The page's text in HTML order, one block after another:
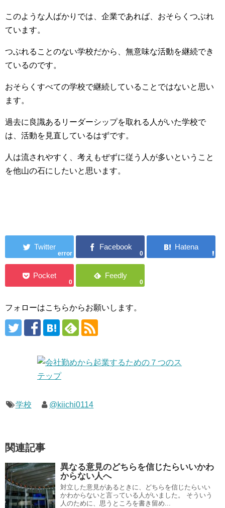
このような人ばかりでは、企業であれば、おそらくつぶれ
ています。
つぶれることのない学校だから、無意味な活動を継続でき
ているのです。
おそらくすべての学校で継続していることではないと思い
ます。
過去に良識あるリーダーシップを取れる人がいた学校で
は、活動を見直しているはずです。
人は流されやすく、考えもぜずに従う人が多いということ
を他山の石にしたいと思います。
error 0
0 0
フォローはこちらからお願いします。
学校 @kiichi0114
関連記事
異なる意見のどちらを信じたらいいかわ
からない人へ
対立した意見があるときに、どちらを信じたらいい
かわからないと言っている人がいました。 そういう
人のために、思うところを書き留め...